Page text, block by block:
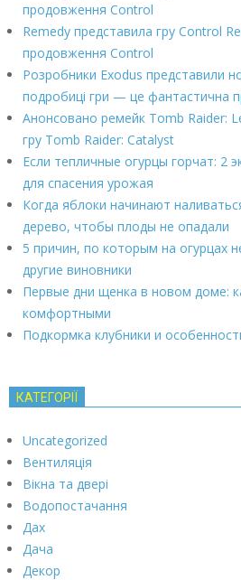
продовження Control
Remedy представила гру Control
продовження Control
Розробники Exodus представили
подробиці гри — це фантастична
Анонсовано ремейк Tomb Raider:
гру Tomb Raider: Catalyst
Если тепличные огурцы горчат: 2
для спасения урожая
Когда яблоки начинают
дерево, чтобы плоды не опадали
5 причин, по которым на огурцах
другие виновники
Первые дни щенка в новом доме:
комфортными
Подкормка клубники и
КАТЕГОРІЇ
Uncategorized
Вентиляція
Вікна та двері
Водопостачання
Дах
Дача
Декор